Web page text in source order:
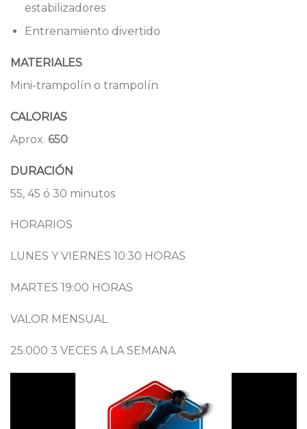
estabilizadores
Entrenamiento divertido
MATERIALES
Mini-trampolín o trampolín
CALORIAS
Aprox. 650
DURACIÓN
55, 45 ó 30 minutos
HORARIOS
LUNES Y VIERNES 10:30 HORAS
MARTES 19:00 HORAS
VALOR MENSUAL
25.000 3 VECES A LA SEMANA